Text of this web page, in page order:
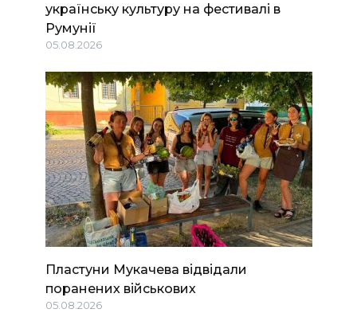
українську культуру на фестивалі в
Румунії
05.08.2026
Пластуни Мукачева відвідали
поранених військових
05.08.2026